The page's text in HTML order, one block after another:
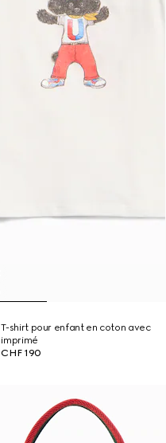
T-shirt pour enfant en coton avec
imprimé
CHF 190